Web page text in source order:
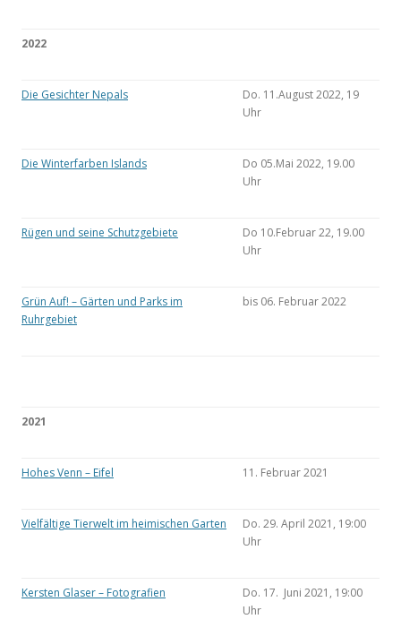
2022
Die Gesichter Nepals
Do. 11.August 2022, 19
Uhr
Die Winterfarben Islands
Do 05.Mai 2022, 19.00
Uhr
Rügen und seine Schutzgebiete
Do 10.Februar 22, 19.00
Uhr
Grün Auf! – Gärten und Parks im
Ruhrgebiet
bis 06. Februar 2022
2021
Hohes Venn – Eifel 11. Februar 2021
Vielfältige Tierwelt im heimischen Garten
Do. 29. April 2021, 19:00
Uhr
Kersten Glaser – Fotografien
Do. 17. Juni 2021, 19:00
Uhr